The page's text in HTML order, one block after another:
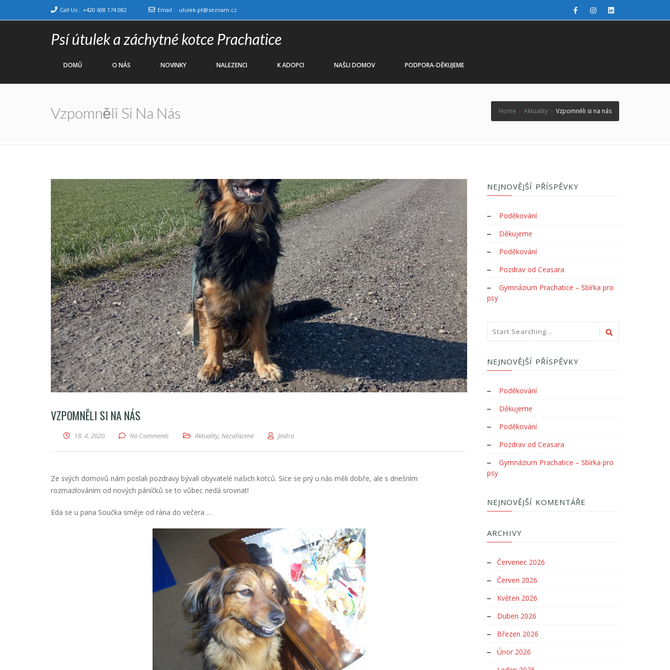
Call Us : +420 608 174 082 Email : utulek.pt@seznam.cz
Psí útulek a záchytné kotce Prachatice
DOMŮ O NÁS NOVINKY NALEZENCI K ADOPCI NAŠLI DOMOV PODPORA-DĚKUJEME
Vzpomněli Si Na Nás Home › Aktuality › Vzpomněli si na nás
VZPOMNĚLI SI NA NÁS
18. 4. 2020 No Comments Aktuality, Nezařazené Jindra
Ze svých domovů nám poslali pozdravy bývalí obyvatelé našich kotců. Sice se prý u nás měli dobře, ale s dnešním
rozmazlováním od nových páníčků se to vůbec nedá srovnat!
Eda se u pana Součka směje od rána do večera …
NEJNOVĚJŠÍ PŘÍSPĚVKY
Poděkování
Děkujeme
Poděkování
Pozdrav od Ceasara
Gymnázium Prachatice – Sbírka pro
psy
NEJNOVĚJŠÍ PŘÍSPĚVKY
Poděkování
Děkujeme
Poděkování
Pozdrav od Ceasara
Gymnázium Prachatice – Sbírka pro
psy
NEJNOVĚJŠÍ KOMENTÁŘE
ARCHIVY
Červenec 2026
Červen 2026
Květen 2026
Duben 2026
Březen 2026
Únor 2026